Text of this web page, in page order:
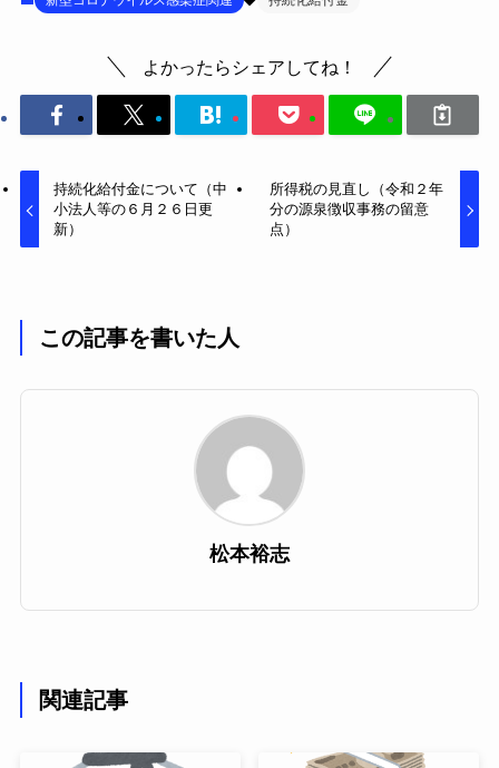
よかったらシェアしてね！
持続化給付金について（中
小法人等の６月２６日更
新）
所得税の見直し（令和２年
分の源泉徴収事務の留意
点）
この記事を書いた人
松本裕志
関連記事